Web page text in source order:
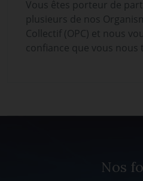
Vous êtes porteur de
plusieurs de nos
Collectif (OPC) et nous
confiance que vous nous
Nos